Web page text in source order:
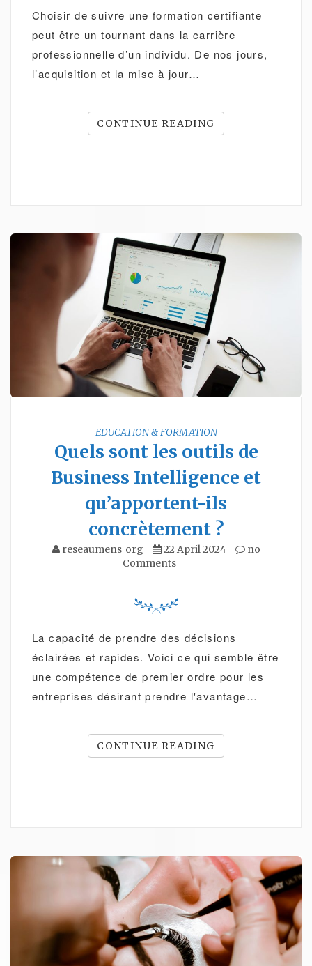
Choisir de suivre une formation certifiante
peut être un tournant dans la carrière
professionnelle d’un individu. De nos jours,
l’acquisition et la mise à jour…
CONTINUE READING
EDUCATION & FORMATION
Quels sont les outils de
Business Intelligence et
qu’apportent-ils
concrètement ?
reseaumens_org 22 April 2024
no
Comments
La capacité de prendre des décisions
éclairées et rapides. Voici ce qui semble être
une compétence de premier ordre pour les
entreprises désirant prendre l'avantage…
CONTINUE READING